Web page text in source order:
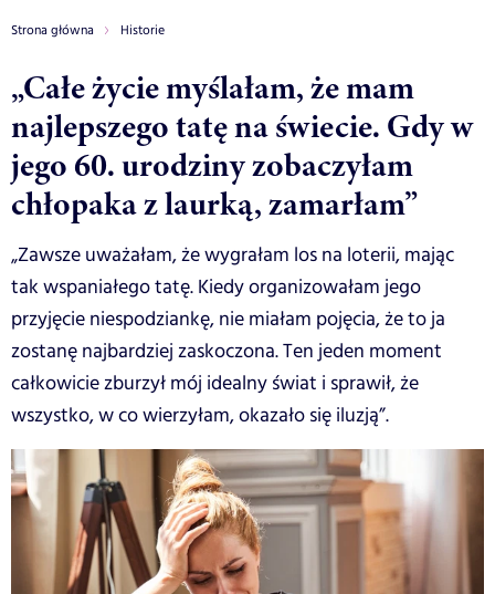
Strona główna Historie
„Całe życie myślałam, że mam
najlepszego tatę na świecie. Gdy w
jego 60. urodziny zobaczyłam
chłopaka z laurką, zamarłam”
„Zawsze uważałam, że wygrałam los na loterii, mając
tak wspaniałego tatę. Kiedy organizowałam jego
przyjęcie niespodziankę, nie miałam pojęcia, że to ja
zostanę najbardziej zaskoczona. Ten jeden moment
całkowicie zburzył mój idealny świat i sprawił, że
wszystko, w co wierzyłam, okazało się iluzją”.